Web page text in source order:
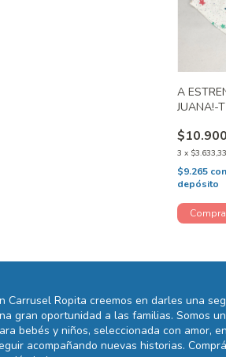
A
JUANA!-
$10.900
3 x $3.633,33
$9.265 con
depósito
Carrusel Ropita creemos en darles una
gran oportunidad a las familias. Somos
bebés y niños, seleccionada con amor,
acompañando nuevas historias.